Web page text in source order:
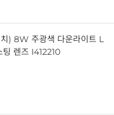
) 8W 주광색 다운라이트 L
렌즈 I412210